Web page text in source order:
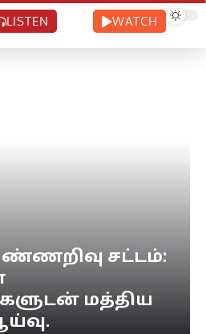
LISTEN WATCH
சட்டம்:
மத்திய